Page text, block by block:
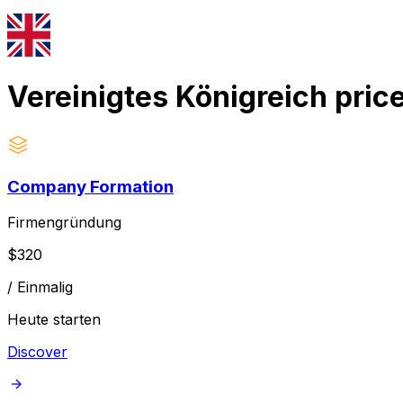
Vereinigtes Königreich
Company Formation
Firmengründung
$320
/ Einmalig
Heute starten
Discover